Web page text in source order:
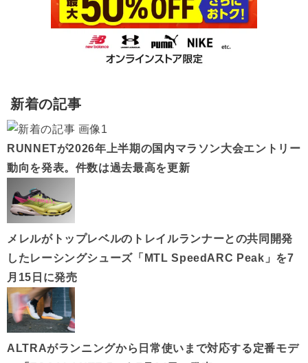
新着の記事
RUNNETが2026年上半期の国内マラソン大会エントリー
動向を発表。件数は過去最高を更新
メレルがトップレベルのトレイルランナーとの共同開発
したレーシングシューズ「MTL SpeedARC Peak」を7
月15日に発売
ALTRAがランニングから日常使いまで対応する定番モデ